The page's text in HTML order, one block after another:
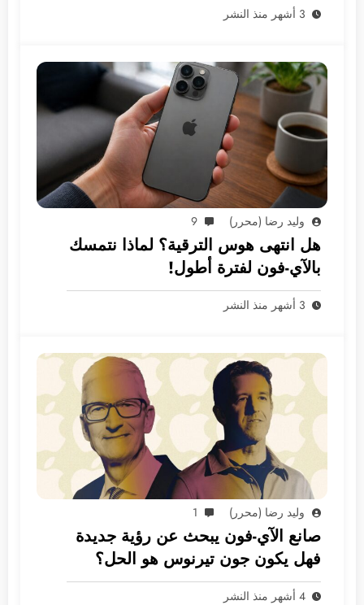
3 أشهر منذ النشر
وليد رضا (محرر) 9
هل انتهى هوس الترقية؟ لماذا نتمسك
بالآي-فون لفترة أطول!
3 أشهر منذ النشر
وليد رضا (محرر) 1
صانع الآي-فون يبحث عن رؤية جديدة
فهل يكون جون تيرنوس هو الحل؟
4 أشهر منذ النشر